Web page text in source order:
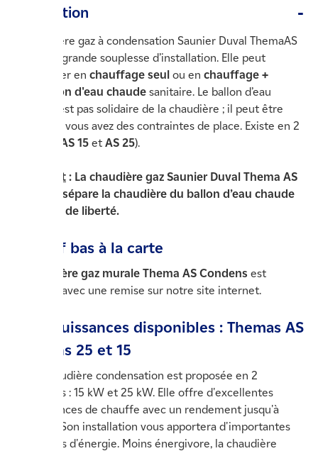
Description
La chaudière gaz à condensation Saunier Duval ThemaAS
offre une grande souplesse d’installation. Elle peut
fonctionner en chauffage seul ou en chauffage +
production d'eau chaude sanitaire. Le ballon d’eau
chaude n’est pas solidaire de la chaudière ; il peut être
déporté si vous avez des contraintes de place. Existe en 2
AS 15 et AS 25).
Point Fort : La chaudière gaz Saunier Duval Thema AS
Condens sépare la chaudière du ballon d’eau chaude
pour plus de liberté.
Un tarif bas à la carte
chaudière gaz murale Thema AS Condens est
proposée avec une remise sur notre site internet.
Deux puissances disponibles : Themas AS
condens 25 et 15
Cette chaudière condensation est proposée en 2
puissances : 15 kW et 25 kW. Elle offre d'excellentes
performances de chauffe avec un rendement jusqu'à
109,6 % ! Son installation vous apportera d'importantes
économies d'énergie. Moins énergivore, la chaudière